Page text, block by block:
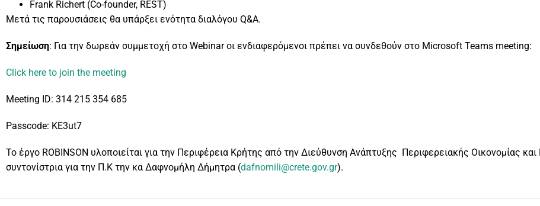
Frank Richert (Co-founder, REST)
Μετά τις παρουσιάσεις θα υπάρξει ενότητα διαλόγου Q&A.
Σημείωση: Για την δωρεάν συμμετοχή στο Webinar οι ενδιαφερόμενοι πρέπει να συνδεθούν στο Microsoft Teams meeting:
Click here to join the meeting
Meeting ID: 314 215 354 685
Passcode: KE3ut7
Το έργο ROBINSON υλοποιείται για την Περιφέρεια Κρήτης από την Διεύθυνση Ανάπτυξης Περιφερειακής Οικονομίας
συντονίστρια για την Π.Κ την κα Δαφνομήλη Δήμητρα (dafnomili@crete.gov.gr).